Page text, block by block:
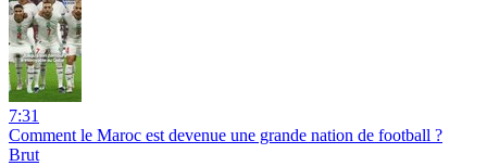
7:31
Comment le Maroc est devenue une grande nation de football ?
Brut